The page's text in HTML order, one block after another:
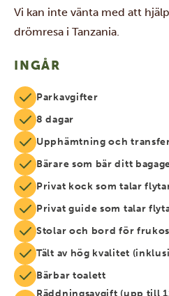
Vi kan inte vänta med att
drömresa i Tanzania.
INGÅR
Parkavgifter
8 dagar
Upphämtning och
Bärare som bär ditt
Privat kock som talar
Privat guide som talar
Stolar och bord för
Tält av hög kvalitet
Bärbar toalett
Räddningsavgift (upp till